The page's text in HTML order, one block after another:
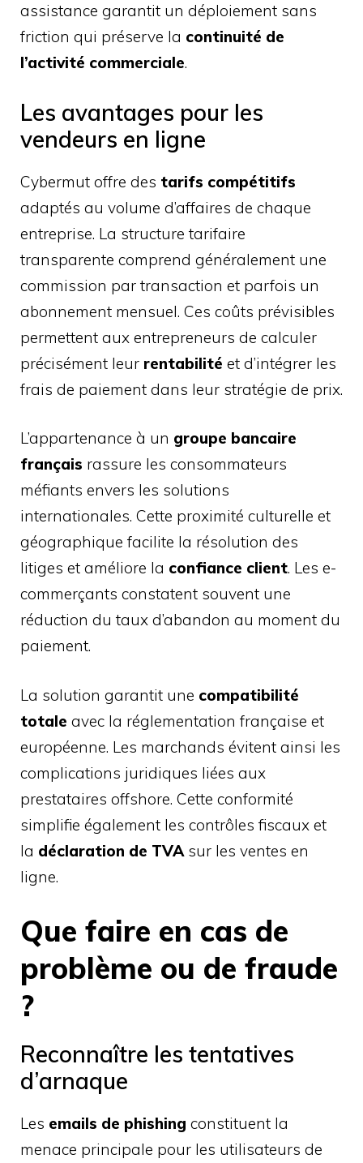
assistance garantit un déploiement sans
friction qui préserve la continuité de
l’activité commerciale.
Les avantages pour les
vendeurs en ligne
Cybermut offre des tarifs compétitifs
adaptés au volume d’affaires de chaque
entreprise. La structure tarifaire
transparente comprend généralement une
commission par transaction et parfois un
abonnement mensuel. Ces coûts prévisibles
permettent aux entrepreneurs de calculer
précisément leur rentabilité et d’intégrer les
frais de paiement dans leur stratégie de prix.
L’appartenance à un groupe bancaire
français rassure les consommateurs
méfiants envers les solutions
internationales. Cette proximité culturelle et
géographique facilite la résolution des
litiges et améliore la confiance client. Les e-
commerçants constatent souvent une
réduction du taux d’abandon au moment du
paiement.
La solution garantit une compatibilité
totale avec la réglementation française et
européenne. Les marchands évitent ainsi les
complications juridiques liées aux
prestataires offshore. Cette conformité
simplifie également les contrôles fiscaux et
la déclaration de TVAsur les ventes en
ligne.
Que faire en cas de
problème ou de fraude
?
Reconnaître les tentatives
d’arnaque
Les emails de phishing constituent la
menace principale pour les utilisateurs de